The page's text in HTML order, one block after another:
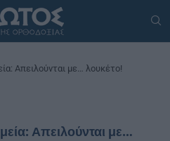
Απειλούνται με… λουκέτο!
Απειλούνται με…